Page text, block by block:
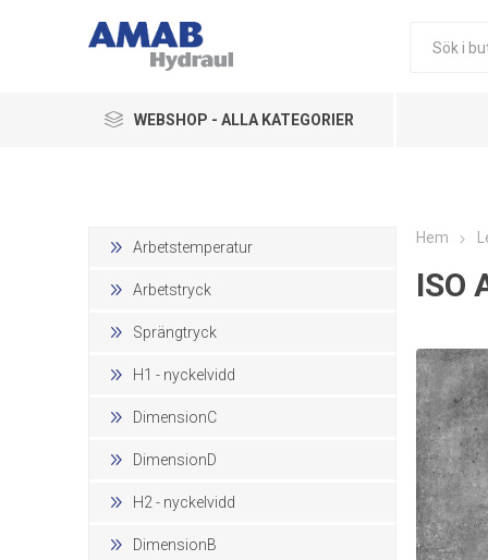
WEBSHOP - ALLA KATEGORIER
Pneumatik
Övriga Produkter
Arbetstemperatur
Arbetstryck
Sprängtryck
H1 - nyckelvidd
DimensionC
DimensionD
H2 - nyckelvidd
DimensionB
Hem
ISO